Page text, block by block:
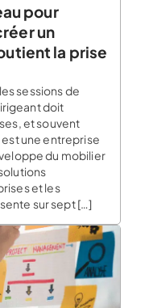
pour
un
la prise
sessions de
doit
et souvent
une entreprise
du mobilier
et les
sur sept […]